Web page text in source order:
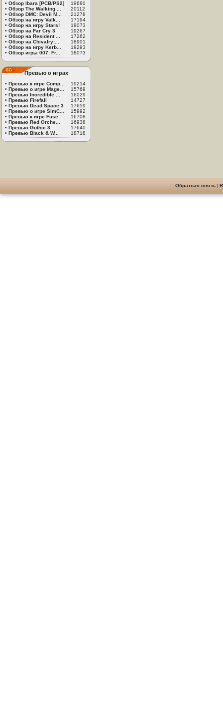
• Обзор Ibara [PCB/PS2]
19680
• Обзор The Walking ...
20112
• Обзор DMC: Devil M...
21278
• Обзор на игру Valk...
17194
• Обзор на игру Stars!
19073
• Обзор на Far Cry 3
19267
• Обзор на Resident ...
17262
• Обзор на Chivalry:...
18901
• Обзор на игру Kerb...
19293
• Обзор игры 007: Fr... 18073
Превью о играх
• Превью к игре Comp...
19214
• Превью о игре Mage...
15769
• Превью Incredible ...
16029
• Превью Firefall
14727
• Превью Dead Space 3
17659
• Превью о игре SimC...
15992
• Превью к игре Fuse
16708
• Превью Red Orche...
16938
• Превью Gothic 3
17640
• Превью Black & W... 18718
Обратная связь